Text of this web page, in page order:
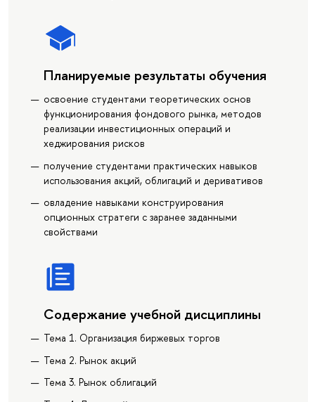
Планируемые результаты обучения
освоение студентами теоретических основ
функционирования фондового рынка, методов
реализации инвестиционных операций и
хеджирования рисков
получение студентами практических навыков
использования акций, облигаций и деривативов
овладение навыками конструирования
опционных стратеги с заранее заданными
свойствами
Содержание учебной дисциплины
Тема 1. Организация биржевых торгов
Тема 2. Рынок акций
Тема 3. Рынок облигаций